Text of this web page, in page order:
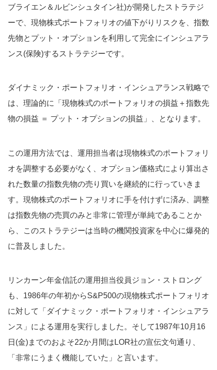
ブライエン＆ルビンシュタイン社)が開発したストラテジ
ーで、現物株式ポートフォリオの値下がりリスクを、指数
先物とプット・オプションを利用して完全にインシュアラ
ンス(保険)するストラテジーです。
ダイナミック・ポートフォリオ・インシュアランス戦略で
は、理論的に「現物株式のポートフォリオの損益＋指数先
物の損益 ＝ プット・オプションの損益」、となります。
この運用方法では、運用担当者は現物株式のポートフォリ
オを調整する必要がなく、オプション価格式により算出さ
れた数量の指数先物の売り買いを継続的に行っていきま
す。現物株式のポートフォリオに手を付けずに済み、調整
は指数先物の売買のみと非常に管理が単純であることか
ら、このストラテジーは当時の機関投資家を中心に爆発的
に普及しました。
リンカーン年金信託の運用担当役員ジョン・ストロング
も、1986年の年初からS&P500の現物株式ポートフォリオ
に対して「ダイナミック・ポートフォリオ・インシュアラ
ンス」による運用を実行しました。そして1987年10月16
日(金)までのおよそ22か月間はLOR社の宣伝文句通り、
「非常にうまく機能していた」と言います。